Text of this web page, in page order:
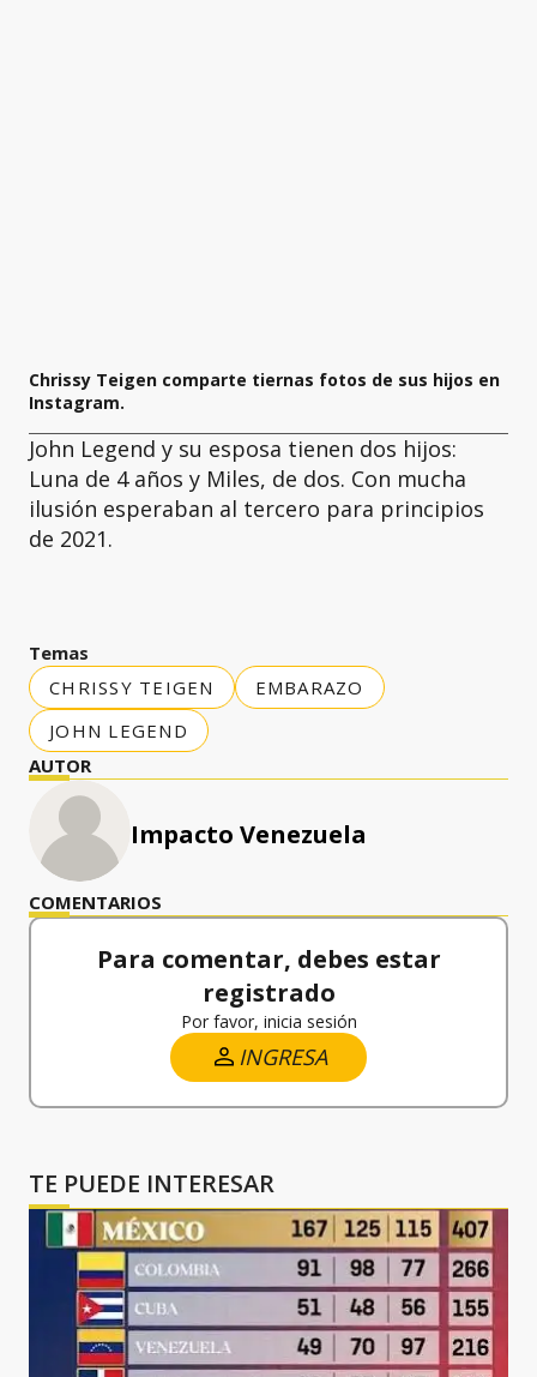
Chrissy Teigen comparte tiernas fotos de sus hijos en
Instagram.
John Legend y su esposa tienen dos hijos:
Luna de 4 años y Miles, de dos. Con mucha
ilusión esperaban al tercero para principios
de 2021.
Temas
CHRISSY TEIGEN
EMBARAZO
JOHN LEGEND
AUTOR
Impacto Venezuela
COMENTARIOS
Para comentar, debes estar
registrado
Por favor, inicia sesión
INGRESA
TE PUEDE INTERESAR